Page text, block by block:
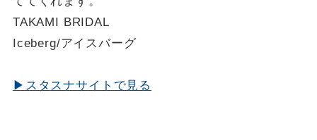
TAKAMI BRIDAL
Iceberg/アイスバーグ
▶スタスナサイトで見る